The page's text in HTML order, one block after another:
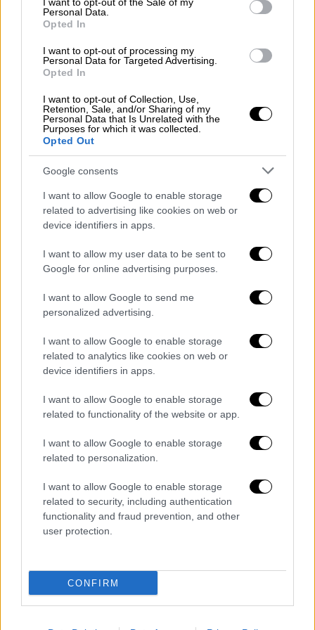
Personal Data.
Opted In
I want to opt-out of processing my
Personal Data for Targeted Advertising.
Opted In
I want to opt-out of Collection, Use,
Retention, Sale, and/or Sharing of my
Personal Data that Is Unrelated with the
Purposes for which it was collected.
Opted Out
Google consents
I want to allow Google to enable storage
related to advertising like cookies on web or
device identifiers in apps.
I want to allow my user data to be sent to
Google for online advertising purposes.
I want to allow Google to send me
personalized advertising.
I want to allow Google to enable storage
related to analytics like cookies on web or
device identifiers in apps.
I want to allow Google to enable storage
related to functionality of the website or app.
I want to allow Google to enable storage
related to personalization.
I want to allow Google to enable storage
related to security, including authentication
functionality and fraud prevention, and other
user protection.
CONFIRM
📌#Ωρωπός
🆘 Δασική πυρκαγιά 🔥στην περιοχή
#Συκάμινο #Ωρωπού
❗ Παραμείνετε σε ετοιμότητα
‼️ Ακολουθείτε τις οδηγίες των
Αρχών
https://t.co/kexUnlnGMV@pyrosvesti
ki @hellenicpolice
— 112 Greece (@112Greece)
July 22,
Φωτιά στον Ωρωπό
Δείτε βίντεο από τη φωτιά: